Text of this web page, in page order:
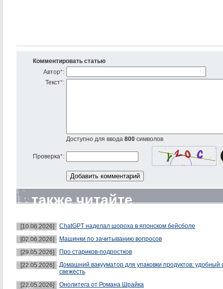
Комментировать статью
Автор*:
Текст*:
Доступно для ввода 800 символов
Проверка*:
также читайте
[10.06.2026]
ChatGPT наделал шороха в японском бейсболе
[02.06.2026]
Машинки по зачитыванию вопросов
[29.05.2026]
Про стариков-подростков
[22.05.2026]
Домашний вакууматор для упаковки продуктов: удобный
свежесть
[22.05.2026]
Онолитега от Романа Шрайка